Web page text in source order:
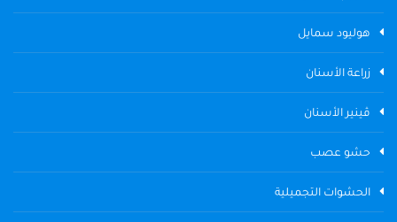
هوليود سمايل
زراعة الأسنان
ڤينير الأسنان
حشو عصب
الحشوات التجميلية